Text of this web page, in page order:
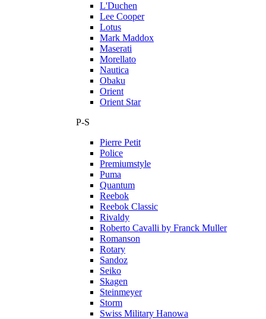
L'Duchen
Lee Cooper
Lotus
Mark Maddox
Maserati
Morellato
Nautica
Obaku
Orient
Orient Star
P-S
Pierre Petit
Police
Premiumstyle
Puma
Quantum
Reebok
Reebok Classic
Rivaldy
Roberto Cavalli by Franck Muller
Romanson
Rotary
Sandoz
Seiko
Skagen
Steinmeyer
Storm
Swiss Military Hanowa